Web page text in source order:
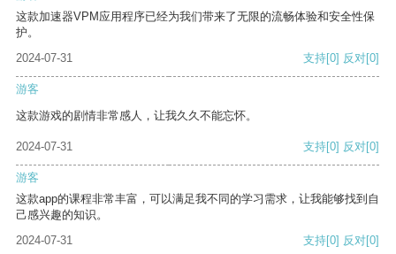
这款加速器VPM应用程序已经为我们带来了无限的流畅体验和安全性保
护。
2024-07-31
支持[0] 反对[0]
游客
这款游戏的剧情非常感人，让我久久不能忘怀。
2024-07-31 支持[0] 反对[0]
游客
这款app的课程非常丰富，可以满足我不同的学习需求，让我能够找到自
己感兴趣的知识。
2024-07-31
支持[0] 反对[0]